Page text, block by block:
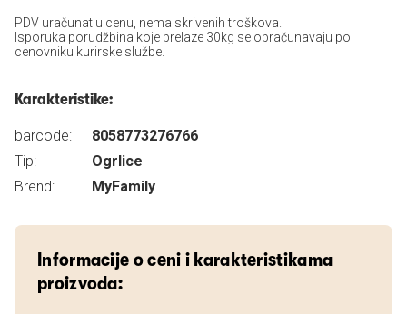
PDV uračunat u cenu, nema skrivenih troškova.
Isporuka porudžbina koje prelaze 30kg se obračunavaju po
cenovniku kurirske službe.
Karakteristike:
barcode:
8058773276766
Tip:
Ogrlice
Brend:
MyFamily
Informacije o ceni i karakteristikama
proizvoda: